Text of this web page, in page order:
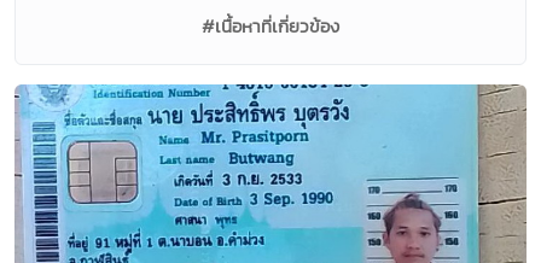
#เนื้อหาที่เกี่ยวข้อง